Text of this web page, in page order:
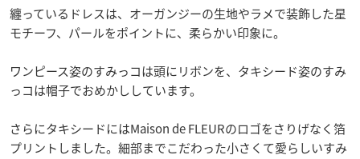
纏っているドレスは、オーガンジーの生地やラメで装飾した星
モチーフ、パールをポイントに、柔らかい印象に。
ワンピース姿のすみっコは頭にリボンを、タキシード姿のすみ
っコは帽子でおめかししています。
さらにタキシードにはMaison de FLEURのロゴをさりげなく箔
プリントしました。細部までこだわった小さくて愛らしいすみ